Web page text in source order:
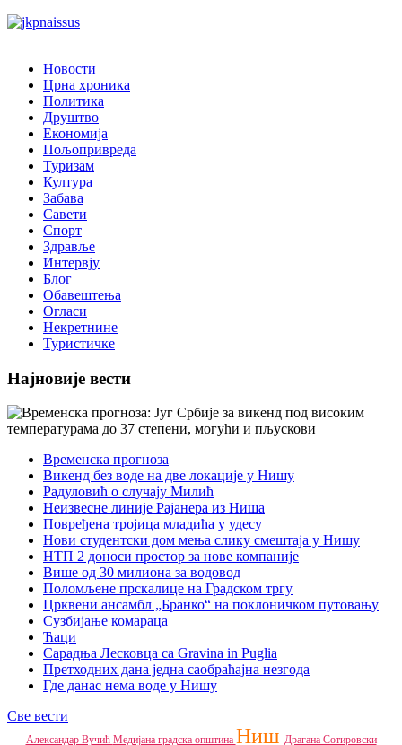
Новости
Црна хроника
Политика
Друштво
Економија
Пољопривреда
Туризам
Култура
Забава
Савети
Спорт
Здравље
Интервју
Блог
Обавештења
Огласи
Некретнине
Туристичке
Најновије вести
Временска прогноза
Викенд без воде на две локације у Нишу
Радуловић о случају Милић
Неизвесне линије Рајанера из Ниша
Повређена тројица младића у удесу
Нови студентски дом мења слику смештаја у Нишу
НТП 2 доноси простор за нове компаније
Више од 30 милиона за водовод
Поломљене прскалице на Градском тргу
Црквени ансамбл „Бранко“ на поклоничком путовању
Сузбијање комараца
Ћаци
Сарадња Лесковца са Gravina in Puglia
Претходних дана једна саобраћајна незгода
Где данас нема воде у Нишу
Све вести
Александар Вучић Медијана градска општина Ниш Драгана Сотировски